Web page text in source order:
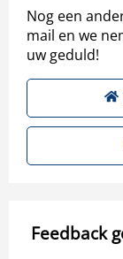
Nog een
mail en we
uw geduld!
Feedback